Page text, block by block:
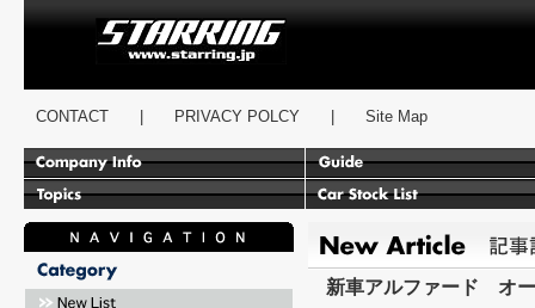
CONTACT PRIVACY POLCY Site Map
新車アルファード オ